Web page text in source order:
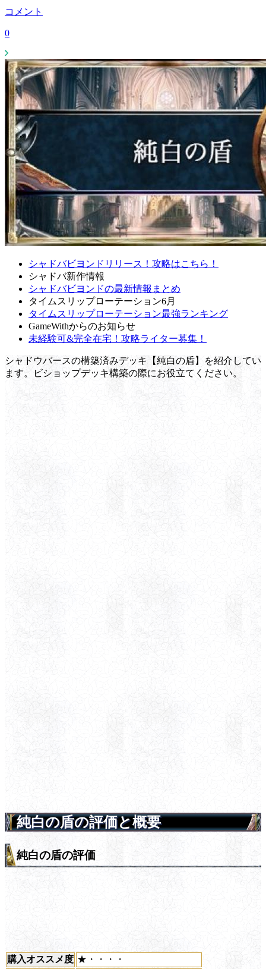
コメント
0
シャドバビヨンドリリース！攻略はこちら！
シャドバ新作情報
シャドバビヨンドの最新情報まとめ
タイムスリップローテーション6月
タイムスリップローテーション最強ランキング
GameWithからのお知らせ
未経験可&完全在宅！攻略ライター募集！
シャドウバースの構築済みデッキ【純白の盾】を紹介してい
ます。ビショップデッキ構築の際にお役立てください。
純白の盾の評価と概要
純白の盾の評価
購入オススメ度 ★・・・・